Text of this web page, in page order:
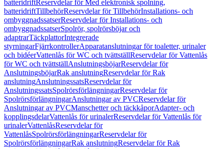
batteridriftReservdelar för Med elektronisk spolning,
batteridriftTillbehörReservdelar för TillbehörInstallations- och
ombyggnadssatserReservdelar för Installations- och
ombyggnadssatserSpolrör, spolrörsböjar och
adaptrarTäckplattorIntegrerade
styrningarFjärrkontrollerApparatanslutningar för toaletter, urinaler
och bidéerVattenlås för WC och tvättställReservdelar för Vattenlås
för WC och tvättställAnslutningsböjarReservdelar för
AnslutningsböjarRak anslutningReservdelar för Rak
anslutningAnslutningssatsReservdelar för
AnslutningssatsSpolrörsförlängningarReservdelar för
SpolrörsförlängningarAnslutningar av PVCReservdelar för
Anslutningar av PVCManschetter och täckkåporAdapter- och
kopplingsdelarVattenlås för urinalerReservdelar för Vattenlås för
urinalerVattenlåsReservdelar för
VattenlåsSpolrörsförlängningarReservdelar för
SpolrörsförlängningarRak anslutningReservdelar för Rak